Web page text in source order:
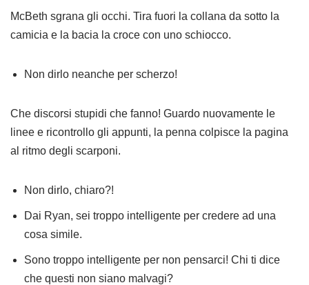
McBeth sgrana gli occhi. Tira fuori la collana da sotto la
camicia e la bacia la croce con uno schiocco.
Non dirlo neanche per scherzo!
Che discorsi stupidi che fanno! Guardo nuovamente le
linee e ricontrollo gli appunti, la penna colpisce la pagina
al ritmo degli scarponi.
Non dirlo, chiaro?!
Dai Ryan, sei troppo intelligente per credere ad una
cosa simile.
Sono troppo intelligente per non pensarci! Chi ti dice
che questi non siano malvagi?